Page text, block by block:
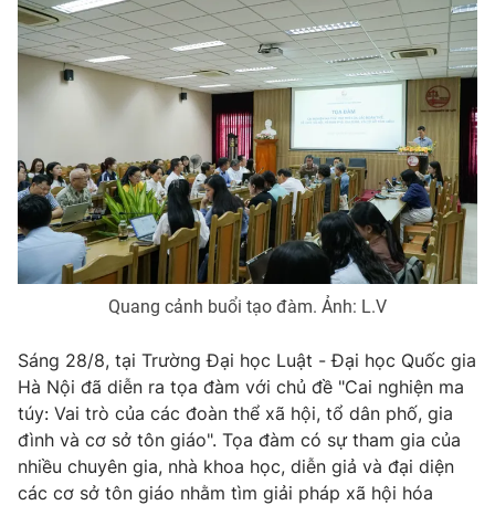
Thế giới đó đây
Câu chuyện quốc tế
Kinh tế
Tài chính
Thị trường
Dữ liệu và đời sống
Phim VTV
Hậu trường
Nhân vật
Giải sao mai
Giải trí
Điện ảnh
Đời sống
Làm đẹp
Chất lượng cuộc sống
Tuyển sinh
Học trực tuyến
Công nghệ
Hitech Công nghệ tương lai
Sản phẩm
Giao lưu trực tuyến
Quang cảnh buổi tạo đàm. Ảnh: L.V
Sáng 28/8, tại Trường Đại học Luật - Đại học Quốc gia
Hà Nội đã diễn ra tọa đàm với chủ đề "Cai nghiện ma
túy: Vai trò của các đoàn thể xã hội, tổ dân phố, gia
đình và cơ sở tôn giáo". Tọa đàm có sự tham gia của
nhiều chuyên gia, nhà khoa học, diễn giả và đại diện
các cơ sở tôn giáo nhằm tìm giải pháp xã hội hóa